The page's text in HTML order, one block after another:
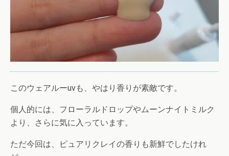
このウェアルーuvも、やはり香りが素敵です。
個人的には、フローラルドロップやムーンナイトミルク
より、さらに気に入っています。
ただ今回は、ピュアリクレイの香りも新鮮でしたけれ